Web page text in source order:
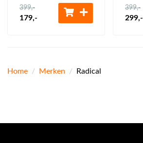
399,-
179,-
399,-
299,-
Home / Merken / Radical